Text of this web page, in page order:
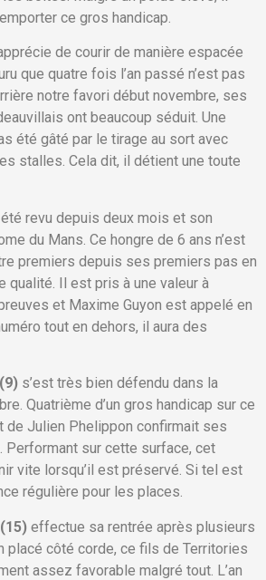
ce gros handicap.
de courir de manière espacée
que quatre fois l’an passé n’est pas
notre favori début novembre, ses
ont beaucoup séduit. Une
été gâté par le tirage au sort avec
stalles. Cela dit, il détient une toute
été revu depuis deux mois et son
du Mans. Ce hongre de 6 ans n’est
premiers depuis ses premiers pas en
qualité. Il est pris à une valeur à
et Maxime Guyon est appelé en
tout en dehors, il aura des
s’est très bien défendu dans la
Quatrième d’un gros handicap sur ce
de Julien Phelippon confirmait ses
Performant sur cette surface, cet
vite lorsqu’il est préservé. Si tel est
régulière pour les places.
effectue sa rentrée après plusieurs
placé côté corde, ce fils de Territories
assez favorable malgré tout. L’an